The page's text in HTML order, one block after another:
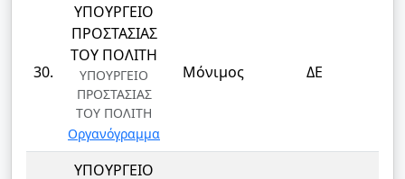
30.
ΥΠΟΥΡΓΕΙΟ
ΠΡΟΣΤΑΣΙΑΣ
ΤΟΥ ΠΟΛΙΤΗ
ΥΠΟΥΡΓΕΙΟ
ΠΡΟΣΤΑΣΙΑΣ
ΤΟΥ ΠΟΛΙΤΗ
Οργανόγραμμα
Μόνιμος ΔΕ
ΥΠΟΥΡΓΕΙΟ